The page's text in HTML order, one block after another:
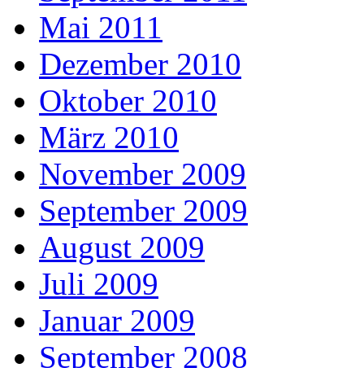
Mai 2011
Dezember 2010
Oktober 2010
März 2010
November 2009
September 2009
August 2009
Juli 2009
Januar 2009
September 2008